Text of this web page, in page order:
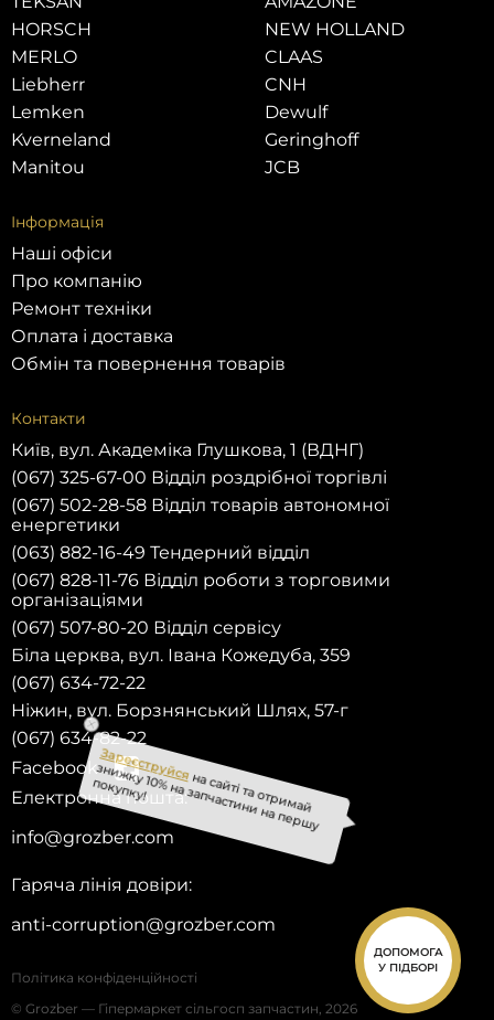
ДОПОМОГА
У ПІДБОРІ
HORSCH
MERLO
Liebherr
Lemken
Kverneland
Manitou
NEW HOLLAND
CLAAS
CNH
Dewulf
Geringhoff
JCB
Інформація
Наші офіси
Про компанію
Ремонт техніки
Оплата і доставка
Обмін та повернення товарів
Контакти
Київ, вул. Академіка Глушкова, 1 (ВДНГ)
(067) 325-67-00 Відділ роздрібної торгівлі
(067) 502-28-58 Відділ товарів автономної
енергетики
(063) 882-16-49 Тендерний відділ
(067) 828-11-76 Відділ роботи з торговими
організаціями
(067) 507-80-20 Відділ сервісу
Біла церква, вул. Івана Кожедуба, 359
(067) 634-72-22
Ніжин, вул. Борзнянський Шлях, 57-г
(067) 634-82-22
Facebook
Електронна пошта:
info@grozber.com
Гаряча лінія довіри:
anti-corruption@grozber.com
© Grozber — Гіпермаркет сільгосп запчастин, 2026
Політика конфіденційності
Зареєструйся на сайті та отримай знижку 10% на запчастини на першу
покупку!